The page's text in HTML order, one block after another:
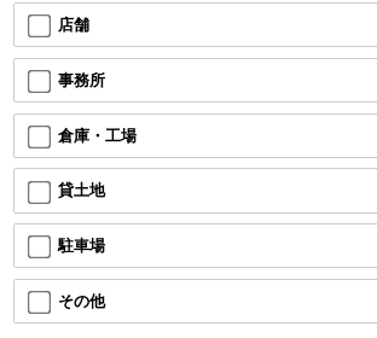
店舗
事務所
倉庫・工場
貸土地
駐車場
その他